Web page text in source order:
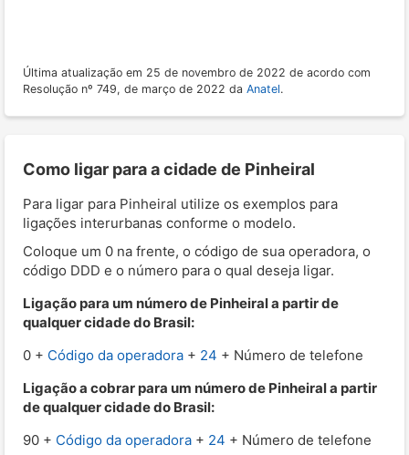
Última atualização em 25 de novembro de 2022 de acordo com
Resolução nº 749, de março de 2022 da Anatel.
Como ligar para a cidade de Pinheiral
Para ligar para Pinheiral utilize os exemplos para
ligações interurbanas conforme o modelo.
Coloque um 0 na frente, o código de sua operadora, o
código DDD e o número para o qual deseja ligar.
Ligação para um número de Pinheiral a partir de
qualquer cidade do Brasil:
0 + Código da operadora + 24 + Número de telefone
Ligação a cobrar para um número de Pinheiral a partir
de qualquer cidade do Brasil:
90 + Código da operadora + 24 + Número de telefone